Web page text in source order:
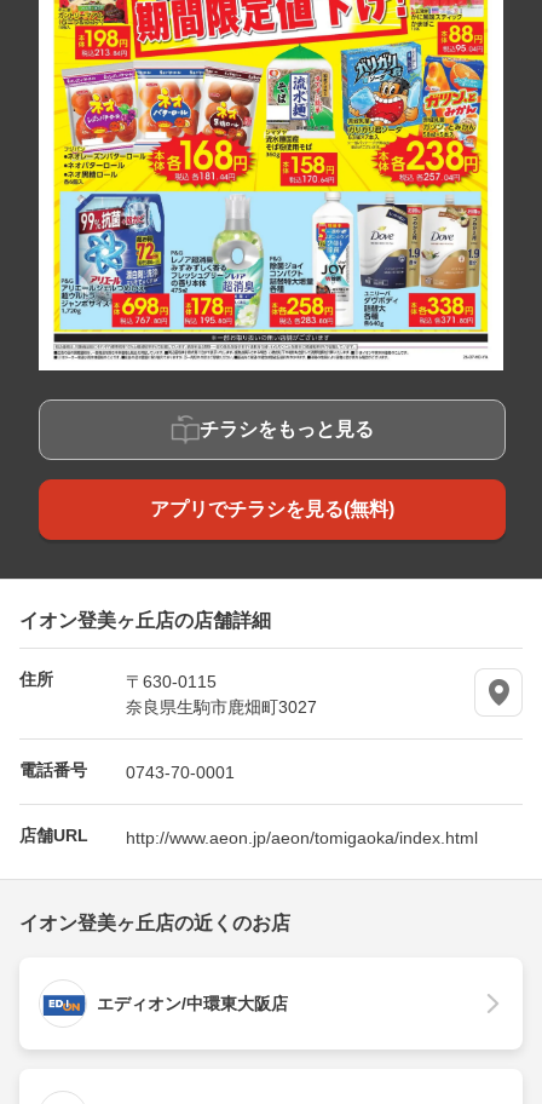
チラシをもっと見る
アプリでチラシを見る(無料)
イオン登美ヶ丘店の店舗詳細
住所
〒630-0115
奈良県生駒市鹿畑町3027
電話番号 0743-70-0001
店舗URL http://www.aeon.jp/aeon/tomigaoka/index.html
イオン登美ヶ丘店の近くのお店
エディオン/中環東大阪店